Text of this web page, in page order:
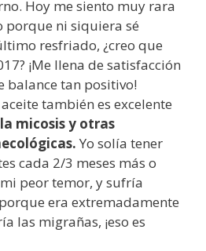
Hoy me siento muy rara
porque ni siquiera sé
resfriado, ¿creo que
¡Me llena de satisfacción
balance tan positivo!
también es excelente
micosis y otras
Yo solía tener
cada 2/3 meses más o
peor temor, y sufría
era extremadamente
las migrañas, ¡eso es